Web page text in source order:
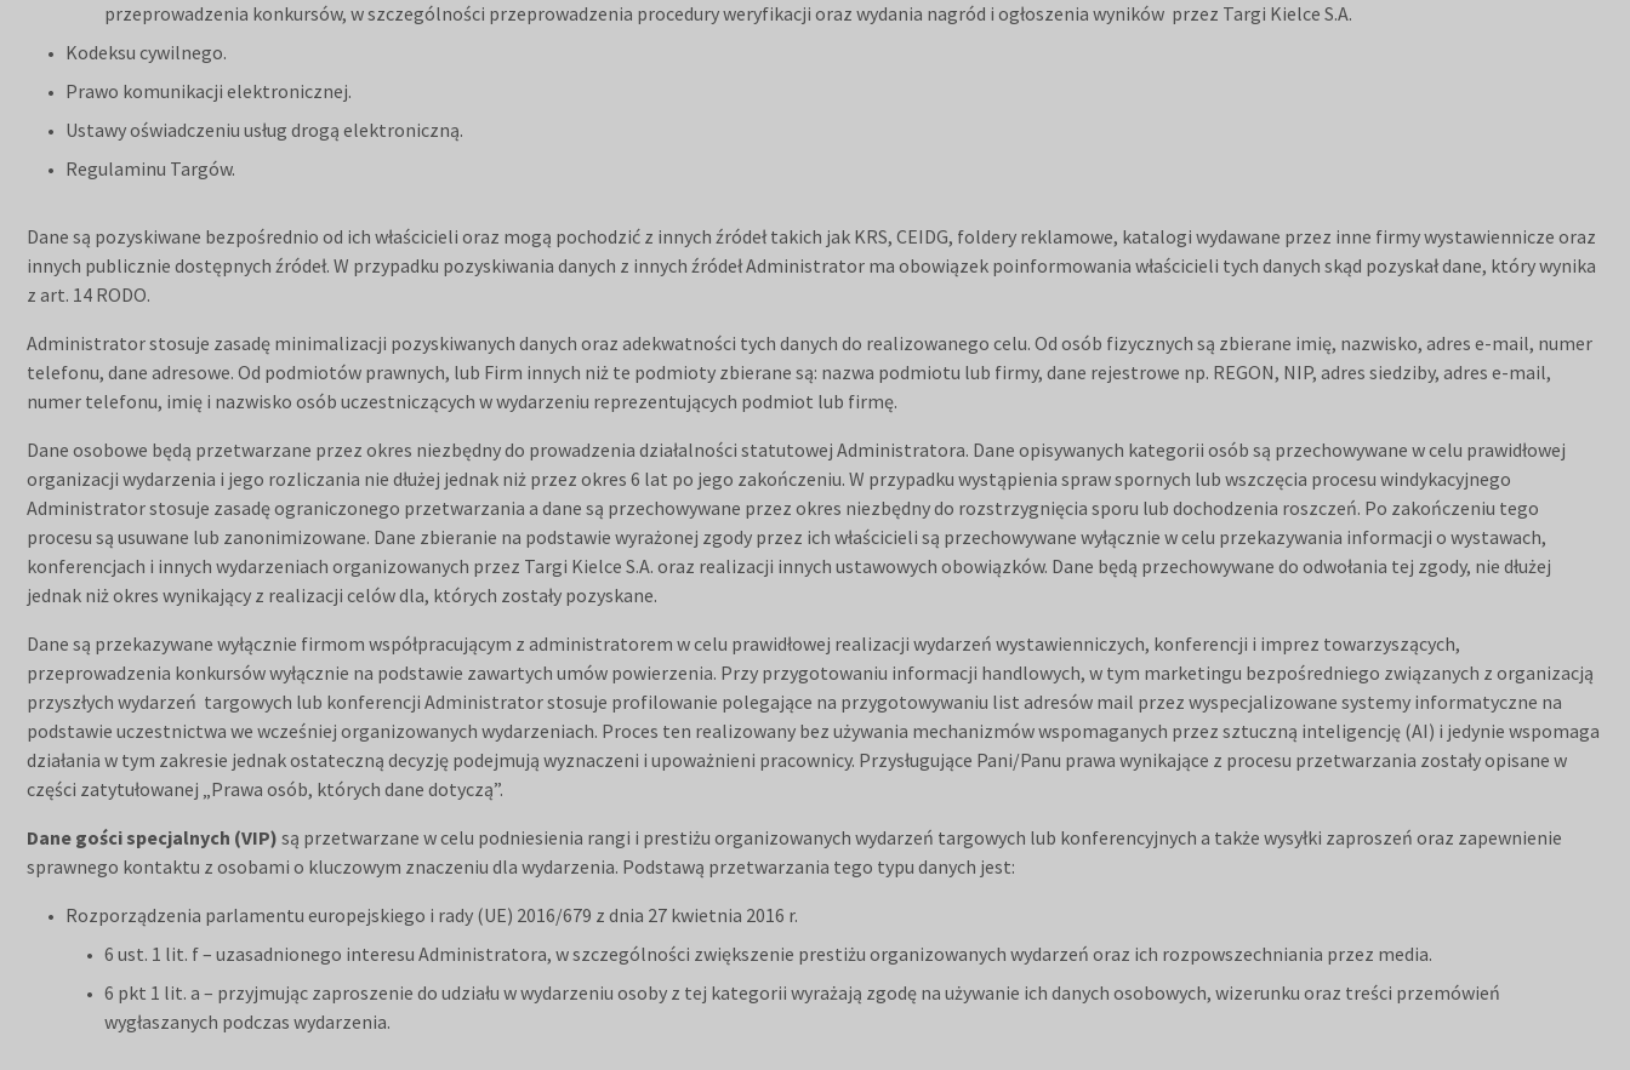
przeprowadzenia konkursów, w szczególności przeprowadzenia procedury weryfikacji oraz wydania nagród i ogłoszenia wyników przez Targi Kielce S.A.
Kodeksu cywilnego.
Prawo komunikacji elektronicznej.
Ustawy oświadczeniu usług drogą elektroniczną.
Regulaminu Targów.
Dane są pozyskiwane bezpośrednio od ich właścicieli oraz mogą pochodzić z innych źródeł takich jak KRS, CEIDG, foldery reklamowe, katalogi wydawane przez inne firmy wystawiennicze oraz
innych publicznie dostępnych źródeł. W przypadku pozyskiwania danych z innych źródeł Administrator ma obowiązek poinformowania właścicieli tych danych skąd pozyskał dane, który wynika
z art. 14 RODO.
Administrator stosuje zasadę minimalizacji pozyskiwanych danych oraz adekwatności tych danych do realizowanego celu. Od osób fizycznych są zbierane imię, nazwisko, adres e-mail, numer
telefonu, dane adresowe. Od podmiotów prawnych, lub Firm innych niż te podmioty zbierane są: nazwa podmiotu lub firmy, dane rejestrowe np. REGON, NIP, adres siedziby, adres e-mail,
numer telefonu, imię i nazwisko osób uczestniczących w wydarzeniu reprezentujących podmiot lub firmę.
Dane osobowe będą przetwarzane przez okres niezbędny do prowadzenia działalności statutowej Administratora. Dane opisywanych kategorii osób są przechowywane w celu prawidłowej
organizacji wydarzenia i jego rozliczania nie dłużej jednak niż przez okres 6 lat po jego zakończeniu. W przypadku wystąpienia spraw spornych lub wszczęcia procesu windykacyjnego
Administrator stosuje zasadę ograniczonego przetwarzania a dane są przechowywane przez okres niezbędny do rozstrzygnięcia sporu lub dochodzenia roszczeń. Po zakończeniu tego
procesu są usuwane lub zanonimizowane. Dane zbieranie na podstawie wyrażonej zgody przez ich właścicieli są przechowywane wyłącznie w celu przekazywania informacji o wystawach,
konferencjach i innych wydarzeniach organizowanych przez Targi Kielce S.A. oraz realizacji innych ustawowych obowiązków. Dane będą przechowywane do odwołania tej zgody, nie dłużej
jednak niż okres wynikający z realizacji celów dla, których zostały pozyskane.
Dane są przekazywane wyłącznie firmom współpracującym z administratorem w celu prawidłowej realizacji wydarzeń wystawienniczych, konferencji i imprez towarzyszących,
przeprowadzenia konkursów wyłącznie na podstawie zawartych umów powierzenia. Przy przygotowaniu informacji handlowych, w tym marketingu bezpośredniego związanych z organizacją
przyszłych wydarzeń targowych lub konferencji Administrator stosuje profilowanie polegające na przygotowywaniu list adresów mail przez wyspecjalizowane systemy informatyczne na
podstawie uczestnictwa we wcześniej organizowanych wydarzeniach. Proces ten realizowany bez używania mechanizmów wspomaganych przez sztuczną inteligencję (AI) i jedynie wspomaga
działania w tym zakresie jednak ostateczną decyzję podejmują wyznaczeni i upoważnieni pracownicy. Przysługujące Pani/Panu prawa wynikające z procesu przetwarzania zostały opisane w
części zatytułowanej „Prawa osób, których dane dotyczą”.
Dane gości specjalnych (VIP) są przetwarzane w celu podniesienia rangi i prestiżu organizowanych wydarzeń targowych lub konferencyjnych a także wysyłki zaproszeń oraz zapewnienie
sprawnego kontaktu z osobami o kluczowym znaczeniu dla wydarzenia. Podstawą przetwarzania tego typu danych jest:
Rozporządzenia parlamentu europejskiego i rady (UE) 2016/679 z dnia 27 kwietnia 2016 r.
6 ust. 1 lit. f – uzasadnionego interesu Administratora, w szczególności zwiększenie prestiżu organizowanych wydarzeń oraz ich rozpowszechniania przez media.
6 pkt 1 lit. a – przyjmując zaproszenie do udziału w wydarzeniu osoby z tej kategorii wyrażają zgodę na używanie ich danych osobowych, wizerunku oraz treści przemówień
wygłaszanych podczas wydarzenia.